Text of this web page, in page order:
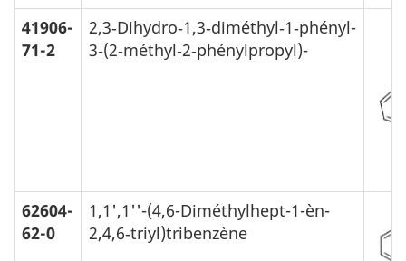
41906-
71-2
2,3‑Dihydro‑1,3‑diméthyl‑1‑phényl-
3‑(2‑méthyl‑2‑phénylpropyl)-
62604-
62-0
1,1',1''-(4,6-Diméthylhept-1-èn-
2,4,6‑triyl)tribenzène